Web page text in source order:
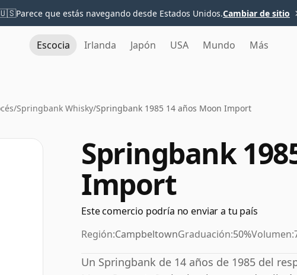
Parece que estás navegando desde Estados Unidos.Cambiar de sitio
Escocia Irlanda Japón USA Mundo Más
/Springbank Whisky/Springbank 1985 14 años Moon Import
Springbank
Import
Este comercio podría no enviar a tu país
Región:CampbeltownGraduación:50%Volumen:
Un Springbank de 14 años de 1985 del